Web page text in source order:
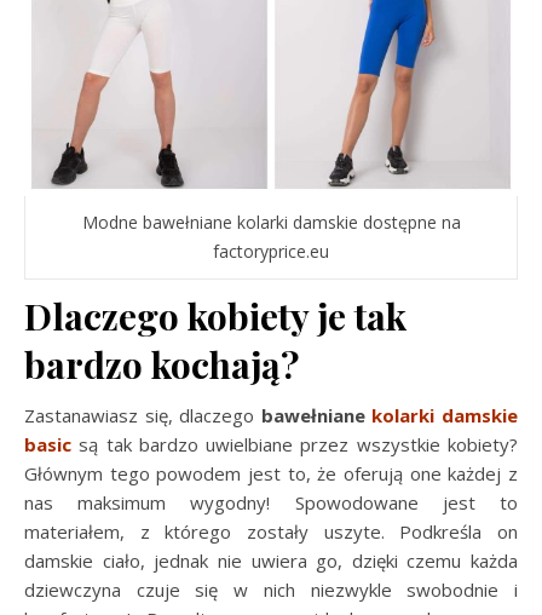
Modne bawełniane kolarki damskie dostępne na
factoryprice.eu
Dlaczego kobiety je tak
bardzo kochają?
Zastanawiasz się, dlaczego bawełniane kolarki damskie
basic są tak bardzo uwielbiane przez wszystkie kobiety?
Głównym tego powodem jest to, że oferują one każdej z
nas maksimum wygodny! Spowodowane jest to
materiałem, z którego zostały uszyte. Podkreśla on
damskie ciało, jednak nie uwiera go, dzięki czemu każda
dziewczyna czuje się w nich niezwykle swobodnie i